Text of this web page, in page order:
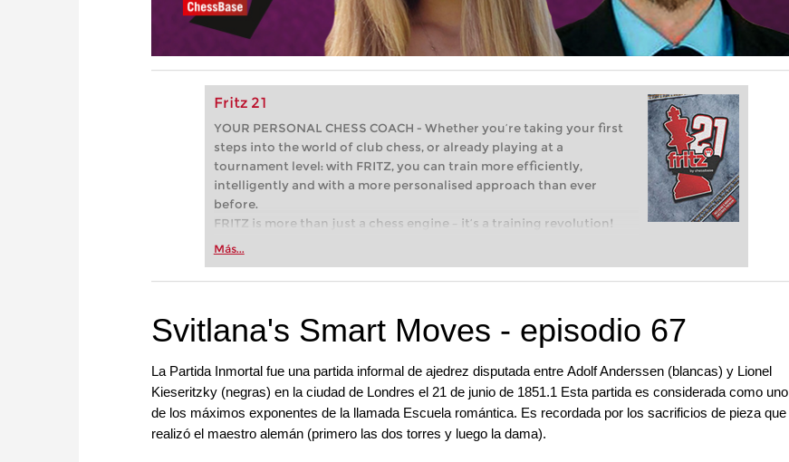
Fritz 21
YOUR PERSONAL CHESS COACH - Whether you’re taking your first
steps into the world of club chess, or already playing at a
tournament level: with FRITZ, you can train more efficiently,
intelligently and with a more personalised approach than ever
before.
FRITZ is more than just a chess engine – it’s a training revolution!
Whether you’re taking your first steps into the world of club chess,
more efficiently, intelligently and with a more personalised
Más...
Svitlana's Smart Moves - episodio 67
La Partida Inmortal fue una partida informal de ajedrez disputada entre Adolf Anderssen (blancas) y Lionel
Kieseritzky (negras) en la ciudad de Londres el 21 de junio de 1851.1​ Esta partida es considerada como uno
de los máximos exponentes de la llamada Escuela romántica. Es recordada por los sacrificios de pieza que
realizó el maestro alemán (primero las dos torres y luego la dama).